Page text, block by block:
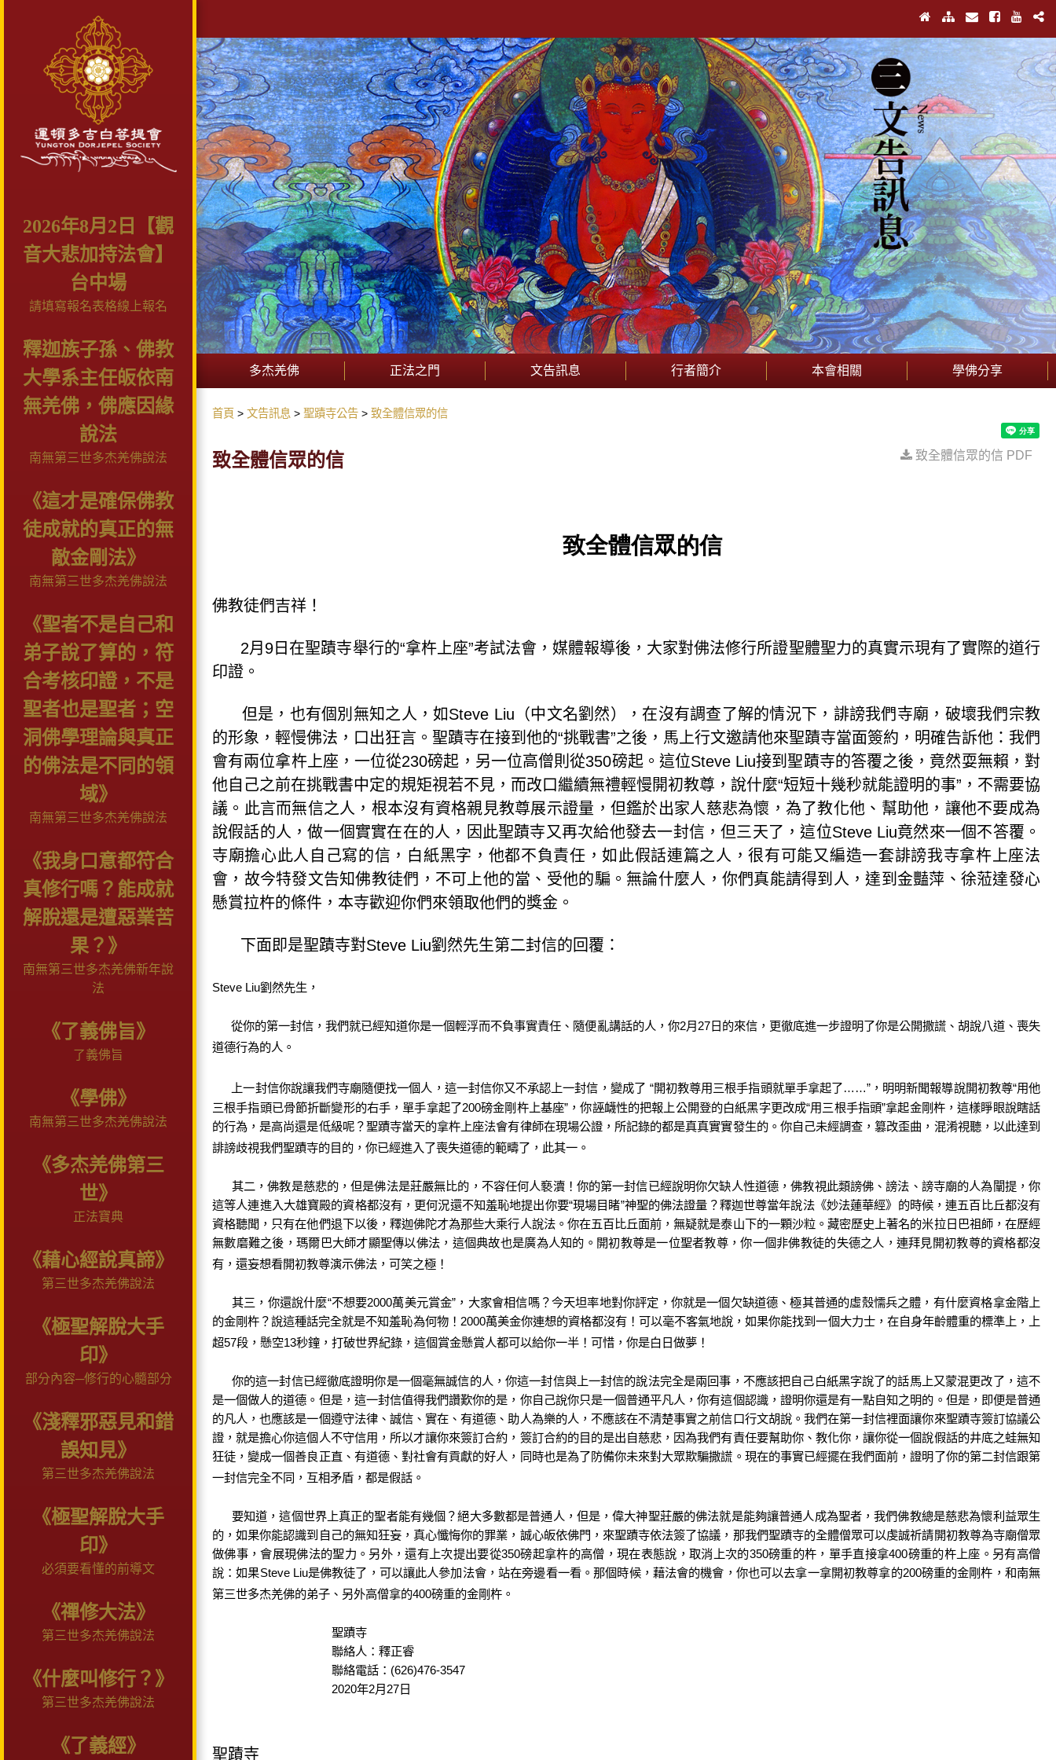
2026年8月2日【觀
音大悲加持法會】
台中場
請填寫報名表格線上報名
釋迦族子孫、佛教
大學系主任皈依南
無羌佛，佛應因緣
說法
南無第三世多杰羌佛說法
《這才是確保佛教
徒成就的真正的無
敵金剛法》
南無第三世多杰羌佛說法
《聖者不是自己和
弟子說了算的，符
合考核印證，不是
聖者也是聖者；空
洞佛學理論與真正
的佛法是不同的領
域》
南無第三世多杰羌佛說法
《我身口意都符合
真修行嗎？能成就
解脫還是遭惡業苦
果？》
南無第三世多杰羌佛新年說
法
《了義佛旨》
了義佛旨
《學佛》
南無第三世多杰羌佛說法
《多杰羌佛第三
世》
正法寶典
《藉心經說真諦》
第三世多杰羌佛說法
《極聖解脫大手
印》
部分內容─修行的心髓部分
《淺釋邪惡見和錯
誤知見》
第三世多杰羌佛說法
《極聖解脫大手
印》
必須要看懂的前導文
《禪修大法》
第三世多杰羌佛說法
《什麼叫修行？》
第三世多杰羌佛說法
《了義經》
多杰羌佛 正法之門 文告訊息 行者簡介 本會相關 學佛分享
首頁 文告訊息 聖蹟寺公告 致全體信眾的信
致全體信眾的信 致全體信眾的信 PDF
致全體信眾的信
佛教徒們吉祥！
2月 9 日在聖蹟寺舉行的“拿杵上座”考試法會，媒體報導後，大家對佛法修行所證聖體聖力的真實示現有了實際的道行
印證。
但是，也有個別無知之人，如Steve Liu （中文名劉然），在沒有調查了解的情況下，誹謗我們寺廟，破壞我們宗教
的形象，輕慢佛法，口出狂言。聖蹟寺在接到他的“挑戰書”之後，馬上行文邀請他來聖蹟寺當面簽約，明確告訴他：我們
會有兩位拿杵上座，一位從230磅起，另一位高僧則從350磅起。這位Steve Liu接到聖蹟寺的答覆之後，竟然耍無賴，對
他自己之前在挑戰書中定的規矩視若不見，而改口繼續無禮輕慢開初教尊，說什麼“短短十幾秒就能證明的事”，不需要協
議。此言而無信之人，根本沒有資格親見教尊展示證量，但鑑於出家人慈悲為懷，為了教化他、幫助他，讓他不要成為
說假話的人，做一個實實在在的人，因此聖蹟寺又再次給他發去一封信，但三天了，這位Steve Liu竟然來一個不答覆。
寺廟擔心此人自己寫的信，白紙黑字，他都不負責任，如此假話連篇之人，很有可能又編造一套誹謗我寺拿杵上座法
會，故今特發文告知佛教徒們，不可上他的當、受他的騙。無論什麼人，你們真能請得到人，達到金豔萍、徐蒞達發心
懸賞拉杵的條件，本寺歡迎你們來領取他們的獎金。
下面即是聖蹟寺對Steve Liu劉然先生第二封信的回覆：
Steve Liu劉然先生，
從你的第一封信，我們就已經知道你是一個輕浮而不負事實責任、隨便亂講話的人，你2月 27日的來信，更徹底進一步證明了你是公開撒謊、胡說八道、喪失
道德行為的人。
上一封信你說讓我們寺廟隨便找一個人，這一封信你又不承認上一封信，變成了 “開初教尊用三根手指頭就單手拿起了……” ，明明新聞報導說開初教尊“用他
三根手指頭已骨節折斷變形的右手，單手拿起了200磅金剛杵上基座” ，你誣衊性的把報上公開登的白紙黑字更改成“用三根手指頭”拿起金剛杵，這樣睜眼說瞎話
的行為，是高尚還是低級呢？聖蹟寺當天的拿杵上座法會有律師在現場公證，所記錄的都是真真實實發生的。你自己未經調查，篡改歪曲，混淆視聽，以此達到
誹謗歧視我們聖蹟寺的目的，你已經進入了喪失道德的範疇了，此其一。
其二，佛教是慈悲的，但是佛法是莊嚴無比的，不容任何人褻瀆！你的第一封信已經說明你欠缺人性道德，佛教視此類謗佛、謗法、謗寺廟的人為闡提，你
這等人連進入大雄寶殿的資格都沒有，更何況還不知羞恥地提出你要“現場目睹”神聖的佛法證量？釋迦世尊當年說法《妙法蓮華經》的時候，連五百比丘都沒有
資格聽聞，只有在他們退下以後，釋迦佛陀才為那些大乘行人說法。你在五百比丘面前，無疑就是泰山下的一顆沙粒。藏密歷史上著名的米拉日巴祖師，在歷經
無數磨難之後，瑪爾巴大師才顯聖傳以佛法，這個典故也是廣為人知的。開初教尊是一位聖者教尊，你一個非佛教徒的失德之人，連拜見開初教尊的資格都沒
有，還妄想看開初教尊演示佛法，可笑之極！
其三，你還說什麼“不想要2000萬美元賞金” ，大家會相信嗎？今天坦率地對你評定，你就是一個欠缺道德、極其普通的虛殼懦兵之體，有什麼資格拿金階上
的金剛杵？說這種話完全就是不知羞恥為何物！ 2000萬美金你連想的資格都沒有！可以毫不客氣地說，如果你能找到一個大力士，在自身年齡體重的標準上，上
超57段，懸空13秒鐘，打破世界紀錄，這個賞金懸賞人都可以給你一半！可惜，你是白日做夢！
你的這一封信已經徹底證明你是一個毫無誠信的人，你這一封信與上一封信的說法完全是兩回事，不應該把自己白紙黑字說了的話馬上又蒙混更改了，這不
是一個做人的道德。但是，這一封信值得我們讚歎你的是，你自己說你只是一個普通平凡人，你有這個認識，證明你還是有一點自知之明的。但是，即便是普通
的凡人，也應該是一個遵守法律、誠信、實在、有道德、助人為樂的人，不應該在不清楚事實之前信口行文胡說。我們在第一封信裡面讓你來聖蹟寺簽訂協議公
證，就是擔心你這個人不守信用，所以才讓你來簽訂合約，簽訂合約的目的是出自慈悲，因為我們有責任要幫助你、教化你，讓你從一個說假話的井底之蛙無知
狂徒，變成一個善良正直、有道德、對社會有貢獻的好人，同時也是為了防備你未來對大眾欺騙撒謊。現在的事實已經擺在我們面前，證明了你的第二封信跟第
一封信完全不同，互相矛盾，都是假話。
要知道，這個世界上真正的聖者能有幾個？絕大多數都是普通人，但是，偉大神聖莊嚴的佛法就是能夠讓普通人成為聖者，我們佛教總是慈悲為懷利益眾生
的，如果你能認識到自己的無知狂妄，真心懺悔你的罪業，誠心皈依佛門，來聖蹟寺依法簽了協議，那我們聖蹟寺的全體僧眾可以虔誠祈請開初教尊為寺廟僧眾
做佛事，會展現佛法的聖力。另外，還有上次提出要從350磅起拿杵的高僧，現在表態說，取消上次的350磅重的杵，單手直接拿400磅重的杵上座。另有高僧
說：如果Steve Liu是佛教徒了，可以讓此人參加法會，站在旁邊看一看。那個時候，藉法會的機會，你也可以去拿一拿開初教尊拿的200磅重的金剛杵，和南無
第三世多杰羌佛的弟子、另外高僧拿的400磅重的金剛杵。
聖蹟寺
聯絡人：釋正睿
聯絡電話： (626)476-3547
2020年2月 27日
聖蹟寺